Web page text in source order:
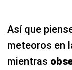
Así que
meteoros en
mientras